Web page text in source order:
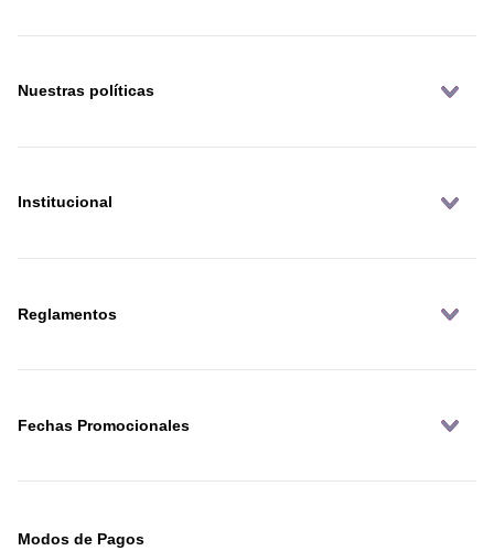
Nuestras políticas
Institucional
Reglamentos
Fechas Promocionales
Modos de Pagos